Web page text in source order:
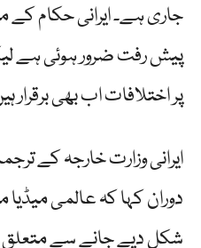
جاری ہے۔ ایرانی حکام کے
پیش رفت ضرور ہوئی ہے
پر اختلافات اب بھی برقرار
ایرانی وزارت خارجہ کے
دوران کہا کہ عالمی
شکل دیے جانے سے